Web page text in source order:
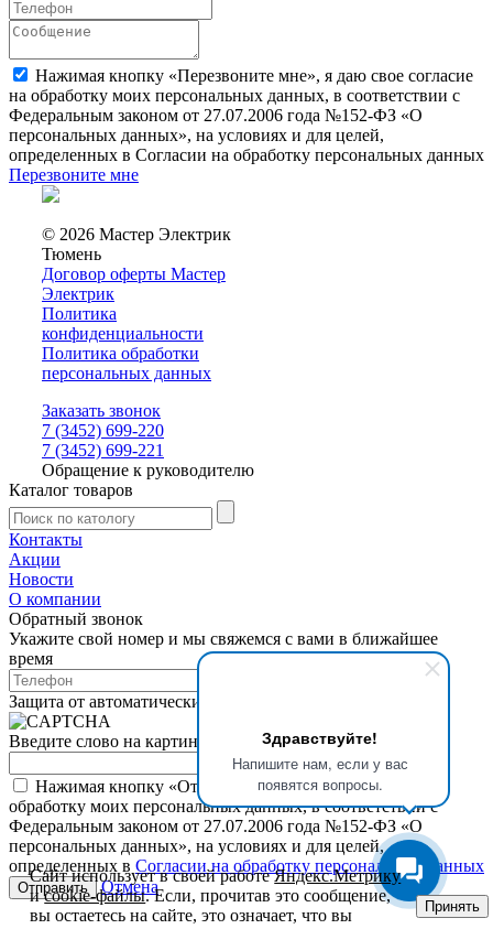
Здравствуйте!
Напишите нам, если у вас
появятся вопросы.
Нажимая кнопку «Перезвоните мне», я даю свое согласие
на обработку моих персональных данных, в соответствии с
Федеральным законом от 27.07.2006 года №152-ФЗ «О
персональных данных», на условиях и для целей,
определенных в Согласии на обработку персональных данных
Перезвоните мне
© 2026 Мастер Электрик
Тюмень
Договор оферты Мастер
Электрик
Политика
конфиденциальности
Политика обработки
персональных данных
Заказать звонок
7 (3452) 699-220
7 (3452) 699-221
Обращение к руководителю
Каталог товаров
Контакты
Акции
Новости
О компании
Обратный звонок
Укажите свой номер и мы свяжемся с вами в ближайшее
время
Защита от автоматических сообщений
Введите слово на картинке
Нажимая кнопку «Отправить», я даю свое согласие на
обработку моих персональных данных, в соответствии с
Федеральным законом от 27.07.2006 года №152-ФЗ «О
персональных данных», на условиях и для целей,
определенных в Согласии на обработку персональных данных
Отмена
Сайт использует в своей работеЯндекс.Метрику
иcookie-файлы. Если, прочитав это сообщение,
вы остаетесь на сайте, это означает, что вы
Принять